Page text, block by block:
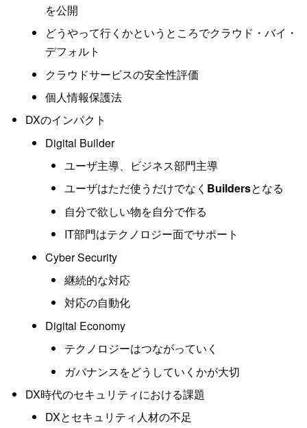
を公開
どうやって行くかというところでクラウド・バイ・
デフォルト
クラウドサービスの安全性評価
個人情報保護法
DXのインパクト
Digital Builder
ユーザ主導、ビジネス部門主導
ユーザはただ使うだけでなく Buildersとなる
自分で欲しい物を自分で作る
IT部門はテクノロジー面でサポート
Cyber Security
継続的な対応
対応の自動化
Digital Economy
テクノロジーはつながっていく
ガバナンスをどうしていくかが大切
DX時代のセキュリティにおける課題
DXとセキュリティ人材の不足